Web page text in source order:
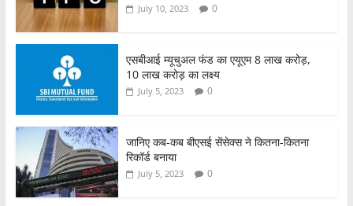
July 10, 2023 0
एसबीआई म्यूचुअल फंड का एयूएम 8 लाख करोड़,
10 लाख करोड़ का लक्ष्य
July 5, 2023 0
जानिए कब-कब बीएसई सेंसेक्स ने कितना-कितना
रिकॉर्ड बनाया
July 5, 2023 0